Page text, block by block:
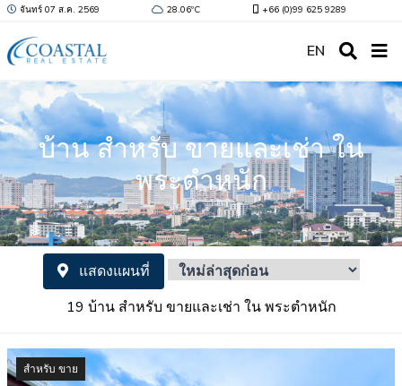
จันทร์ 07 ส.ค. 2569 28.06ºC +66 (0)99 625 9289
EN
บ้าน สำหรับ ขายและเช่า ใน
พระตำหนัก
แสดงแผนที่
19 บ้าน สำหรับ ขายและเช่า ใน พระตำหนัก
สำหรับ ขาย